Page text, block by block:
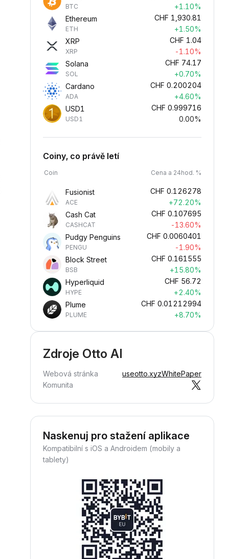
BTC
+1.10%
Ethereum
ETH
CHF 1,930.81
+1.50%
XRP
XRP
CHF 1.04
-1.10%
Solana
SOL
CHF 74.17
+0.70%
Cardano
ADA
CHF 0.200204
+4.60%
USD1
USD1
CHF 0.999716
0.00%
Coiny, co právě letí
Coin Cena a 24hod. %
Fusionist
ACE
CHF 0.126278
+72.20%
Cash Cat
CASHCAT
CHF 0.107695
-13.60%
Pudgy Penguins
PENGU
CHF 0.0060401
-1.90%
Block Street
BSB
CHF 0.161555
+15.80%
Hyperliquid
HYPE
CHF 56.72
+2.40%
Plume
PLUME
CHF 0.01212994
+8.70%
Zdroje Otto AI
Webová stránka useotto.xyzWhitePaper
Komunita
Naskenuj pro stažení aplikace
Kompatibilní s iOS a Androidem (mobily a
tablety)